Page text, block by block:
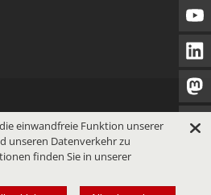
einwandfreie Funktion unserer
unseren Datenverkehr zu
finden Sie in unserer